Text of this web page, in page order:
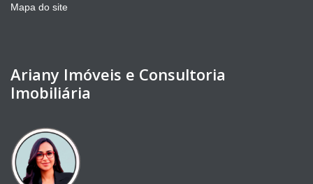
Mapa do site
Ariany Imóveis e Consultoria
Imobiliária